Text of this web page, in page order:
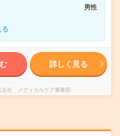
男性
詳しく見る
会社 メディカルケア事業部